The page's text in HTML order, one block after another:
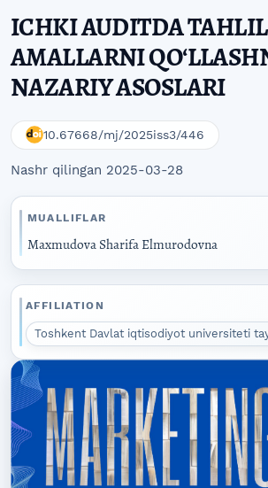
ICHKI AUDITDA
AMALLARNI
NAZARIY ASOSLARI
10.67668/mj/2025iss3/446
Nashr qilingan 2025-03-28
MUALLIFLAR
Maxmudova Sharifa Elmurodovna
AFFILIATION
Toshkent Davlat iqtisodiyot universiteti